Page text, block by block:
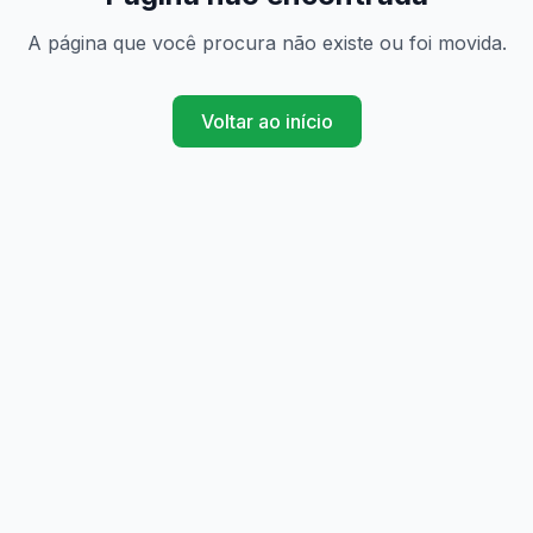
A página que você procura não existe ou foi movida.
Voltar ao início